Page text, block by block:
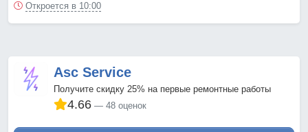
Откроется в 10:00
Asc Service
Получите скидку 25% на первые ремонтные работы
4.66 48 оценок